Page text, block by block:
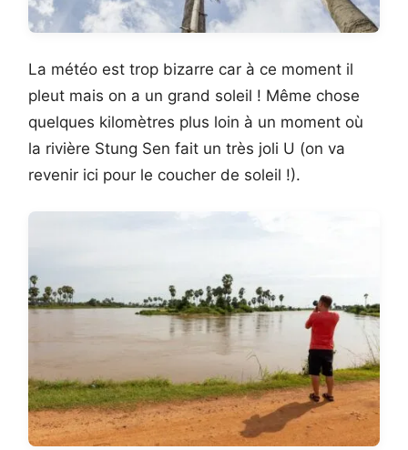
La météo est trop bizarre car à ce moment il
pleut mais on a un grand soleil ! Même chose
quelques kilomètres plus loin à un moment où
la rivière Stung Sen fait un très joli U (on va
revenir ici pour le coucher de soleil !).